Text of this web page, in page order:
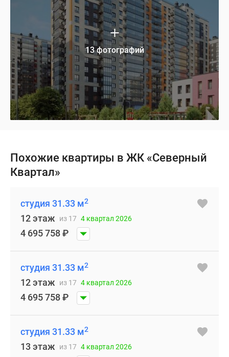
13 фотографий
Похожие квартиры в ЖК «Северный
Квартал»
студия 31.33 м2
12 этаж из 17 4 квартал 2026
4 695 758₽
студия 31.33 м2
12 этаж из 17 4 квартал 2026
4 695 758₽
студия 31.33 м2
13 этаж из 17 4 квартал 2026